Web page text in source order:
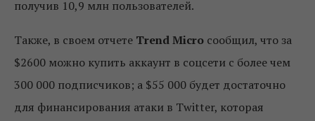
получив 10,9 млн пользователей.
Также, в своем отчете Trend Micro сообщил, что за
$2600 можно купить аккаунт в соцсети с более чем
300 000 подписчиков; а $55 000 будет достаточно
для финансирования атаки в Twitter, которая